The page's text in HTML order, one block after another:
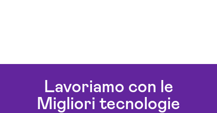
Lavoriamo con le
Migliori tecnologie